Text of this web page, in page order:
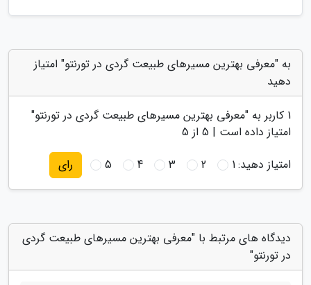
به "معرفی بهترین مسیرهای طبیعت گردی در تورنتو" امتیاز
دهید
1 کاربر به "معرفی بهترین مسیرهای طبیعت گردی در تورنتو"
امتیاز داده است | 5 از 5
امتیاز دهید:1
2
3
4
5 رای
دیدگاه های مرتبط با "معرفی بهترین مسیرهای طبیعت گردی
در تورنتو"